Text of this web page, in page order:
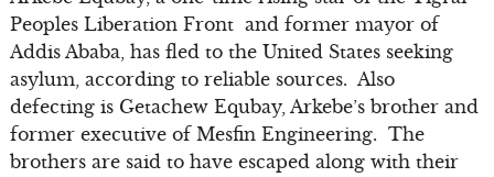
Peoples Liberation Front and former mayor of
Addis Ababa, has fled to the United States seeking
asylum, according to reliable sources. Also
defecting is Getachew Equbay, Arkebe’s brother and
former executive of Mesfin Engineering. The
brothers are said to have escaped along with their